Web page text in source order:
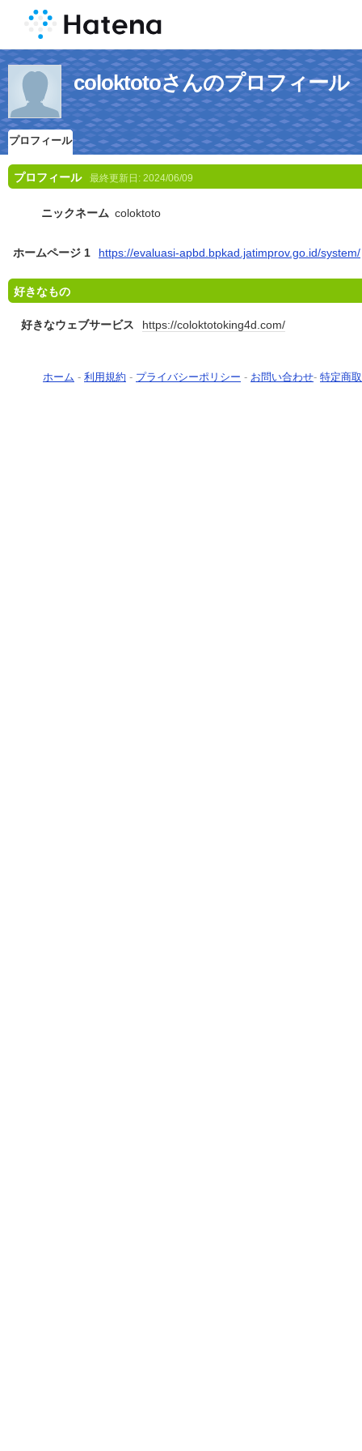
coloktotoさんのプロフィール
プロフィール
プロフィール 最終更新日: 2024/06/09
ニックネーム coloktoto
ホームページ 1 https://evaluasi-apbd.bpkad.jatimprov.go.id/system/
好きなもの
好きなウェブサービス https://coloktotoking4d.com/
ホーム - 利用規約 - プライバシーポリシー - お問い合わせ- 特定商